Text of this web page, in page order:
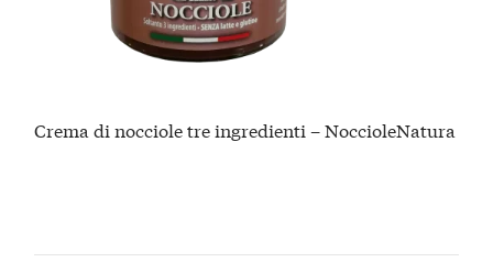
Crema di nocciole tre ingredienti – NoccioleNatura